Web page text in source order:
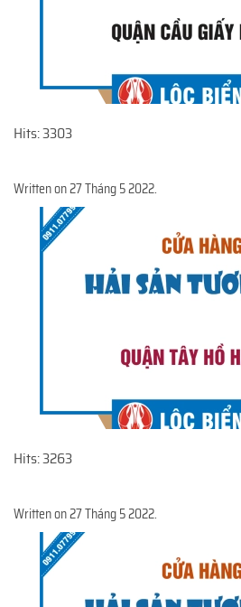
Hits: 3303
Written on27 Tháng 5 2022.
Hits: 3263
Written on27 Tháng 5 2022.